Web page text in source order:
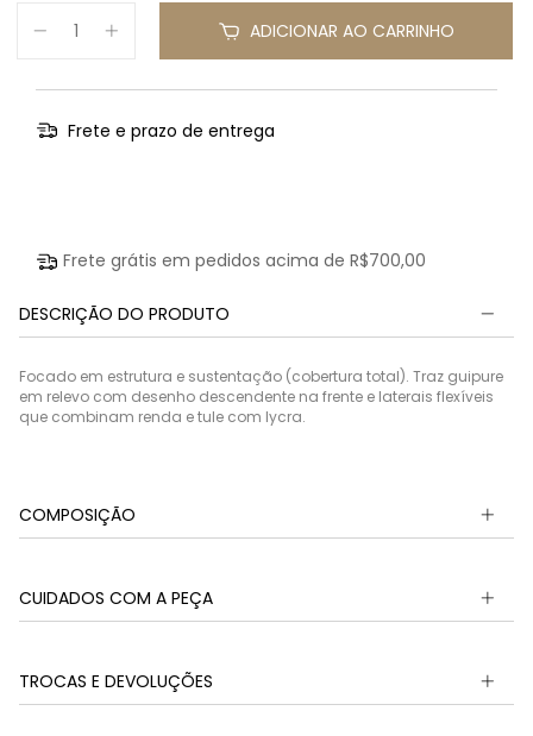
ADICIONAR AO CARRINHO
Frete e prazo de entrega
Frete grátis em pedidos acima de R$700,00
DESCRIÇÃO DO PRODUTO
Focado em estrutura e sustentação (cobertura total). Traz guipure
em relevo com desenho descendente na frente e laterais flexíveis
que combinam renda e tule com lycra.
COMPOSIÇÃO
CUIDADOS COM A PEÇA
TROCAS E DEVOLUÇÕES